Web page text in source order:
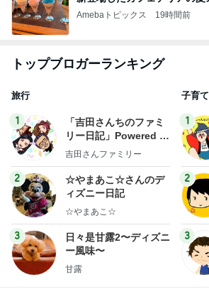
Amebaトピックス 19時間前
トップブロガーランキング
旅行
1
「吉田さんちのファミ
リー日記」Powered b
y Ameba 吉田さんファ
ログ
吉田さんファミリー
2
☆やまあこ☆さんのデ
ィズニー日記
☆やまあこ☆
3
日々是甘露2〜ディズニ
ー風味〜
甘露
子育て
1
2
3